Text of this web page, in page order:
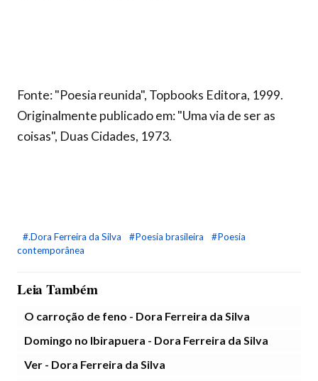
Fonte: "Poesia reunida", Topbooks Editora, 1999.
Originalmente publicado em: "Uma via de ser as
coisas", Duas Cidades, 1973.
#.Dora Ferreira da Silva #Poesia brasileira
#Poesia
contemporânea
Leia Também
O carroção de feno - Dora Ferreira da Silva
Domingo no Ibirapuera - Dora Ferreira da Silva
Ver - Dora Ferreira da Silva